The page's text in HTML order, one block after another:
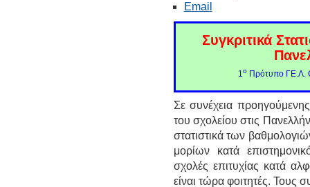
Email
Συγκριτικά
1ο Πρότυπο ΓΕ.Λ.
Σε συνέχεια
του σχολείου στις
στατιστικά των
μορίων κατά
σχολές επιτυχίας κατά
είναι τώρα φοιτητές. Τους